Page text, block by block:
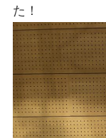
た！